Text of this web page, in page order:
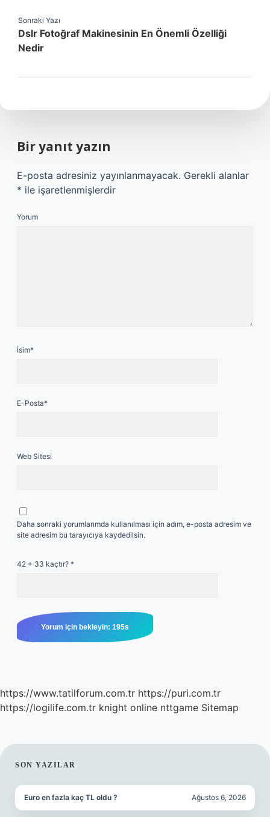
Sonraki Yazı
Dslr Fotoğraf Makinesinin En Önemli Özelliği
Nedir
Bir yanıt yazın
E-posta adresiniz yayınlanmayacak. Gerekli alanlar
* ile işaretlenmişlerdir
Yorum
İsim*
E-Posta*
Web Sitesi
Daha sonraki yorumlarımda kullanılması için adım, e-posta adresim ve
site adresim bu tarayıcıya kaydedilsin.
42 + 33 kaçtır? *
https://www.tatilforum.com.tr https://puri.com.tr
https://logilife.com.tr knight online nttgame Sitemap
SIDEBAR
SON YAZILAR
Euro en fazla kaç TL oldu ? Ağustos 6, 2026